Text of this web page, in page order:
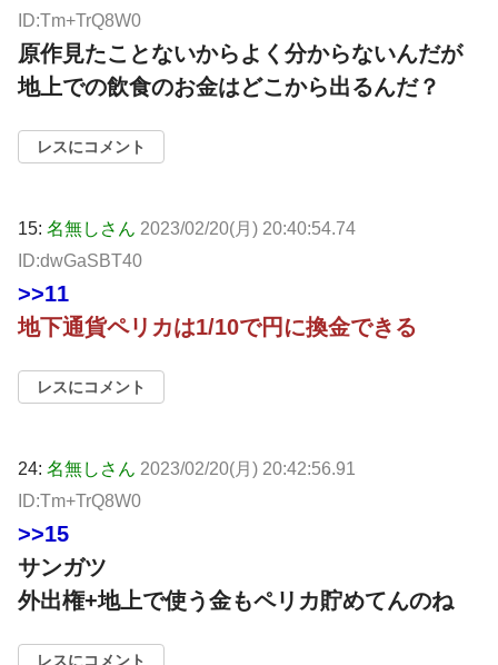
ID:Tm+TrQ8W0
原作見たことないからよく分からないんだが
地上での飲食のお金はどこから出るんだ？
レスにコメント
15: 名無しさん 2023/02/20(月) 20:40:54.74
ID:dwGaSBT40
>>11
地下通貨ペリカは1/10で円に換金できる
レスにコメント
24: 名無しさん 2023/02/20(月) 20:42:56.91
ID:Tm+TrQ8W0
>>15
サンガツ
外出権+地上で使う金もペリカ貯めてんのね
レスにコメント